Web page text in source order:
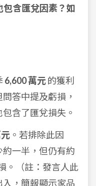
含匯兌因素？如
6,600 萬元的獲利
答中提及虧損，
含了匯兌損失。
。若排除此因
一半，但仍有約
。（註：發言人此
，簡報顯示家品